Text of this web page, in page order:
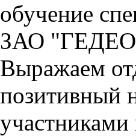
обучение
ЗАО
Выражаем
позитивный
участниками